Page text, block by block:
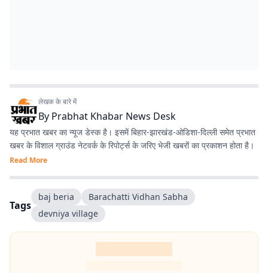
लेखक के बारे में
By Prabhat Khabar News Desk
यह प्रभात खबर का न्यूज डेस्क है। इसमें बिहार-झारखंड-ओडिशा-दिल्‍ली समेत प्रभात
खबर के विशाल ग्राउंड नेटवर्क के रिपोर्ट्स के जरिए भेजी खबरों का प्रकाशन होता है।
Read More
Tags
baj beria
Barachatti Vidhan Sabha
devniya village